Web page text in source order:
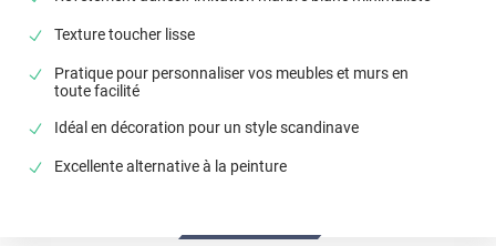
Texture toucher lisse
Pratique pour personnaliser vos meubles et murs en
toute facilité
Idéal en décoration pour un style scandinave
Excellente alternative à la peinture